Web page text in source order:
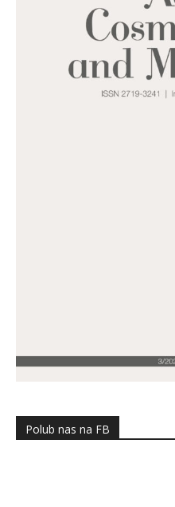
Polub nas na FB